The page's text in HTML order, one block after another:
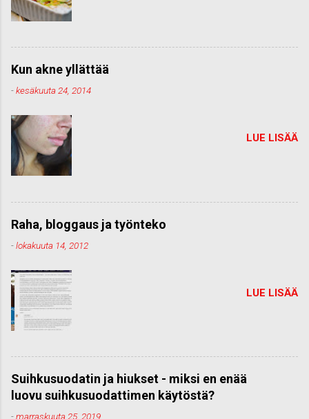
Kun akne yllättää
-kesäkuuta 24, 2014
LUE LISÄÄ
Raha, bloggaus ja työnteko
-lokakuuta 14, 2012
LUE LISÄÄ
Suihkusuodatin ja hiukset - miksi en enää
luovu suihkusuodattimen käytöstä?
-marraskuuta 25, 2019